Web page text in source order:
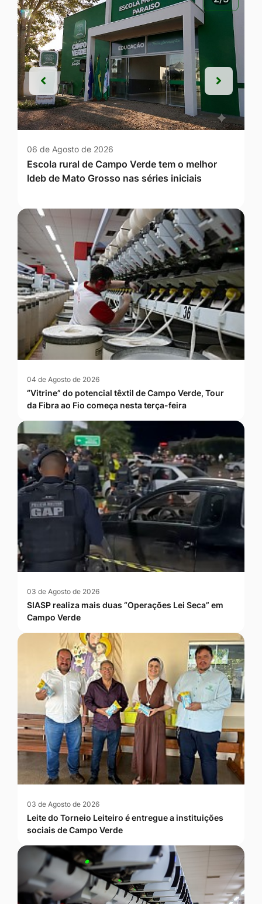
06 de Agosto de 2026
Escola rural de Campo Verde tem o melhor
Ideb de Mato Grosso nas séries iniciais
Anterior
Anterior Próxima
04 de Agosto de 2026
“Vitrine” do potencial têxtil de Campo Verde, Tour
da Fibra ao Fio começa nesta terça-feira
03 de Agosto de 2026
SIASP realiza mais duas “Operações Lei Seca” em
Campo Verde
03 de Agosto de 2026
Leite do Torneio Leiteiro é entregue a instituições
sociais de Campo Verde